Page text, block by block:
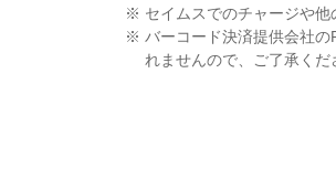
※ セイムスでのチャージや他
※ バーコード決済提供会社
れませんので、ご了承くだ